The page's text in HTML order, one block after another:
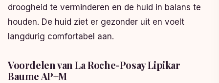
droogheid te verminderen en de huid in balans te
houden. De huid ziet er gezonder uit en voelt
langdurig comfortabel aan.
Voordelen van La Roche-Posay Lipikar
Baume AP+M